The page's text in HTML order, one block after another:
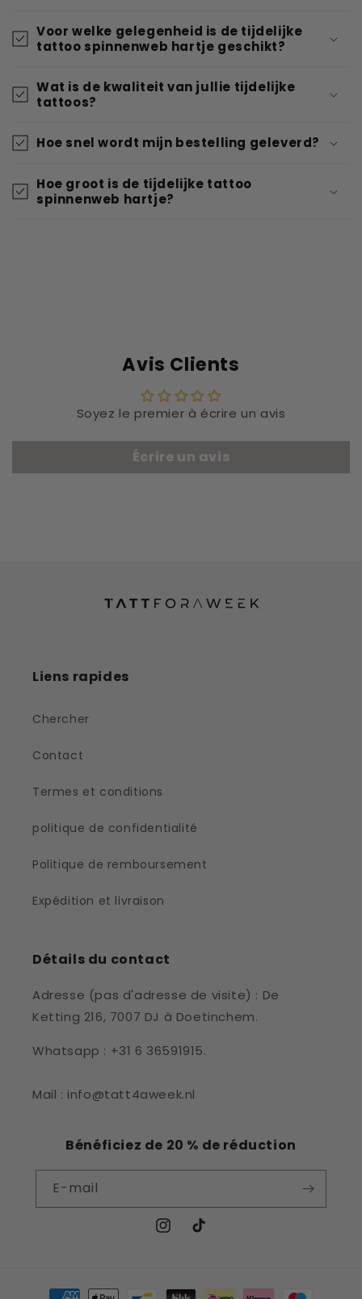
Voor welke gelegenheid is de tijdelijke
tattoo spinnenweb hartje geschikt?
Wat is de kwaliteit van jullie tijdelijke
tattoos?
Hoe snel wordt mijn bestelling geleverd?
Hoe groot is de tijdelijke tattoo
spinnenweb hartje?
Avis Clients
Soyez le premier à écrire un avis
Écrire un avis
Liens rapides
Chercher
Contact
Termes et conditions
politique de confidentialité
Politique de remboursement
Expédition et livraison
Détails du contact
Adresse (pas d'adresse de visite) : De
Ketting 216, 7007 DJ à Doetinchem.
Whatsapp : +31 6 36591915.
Mail : info@tatt4aweek.nl
Bénéficiez de 20 % de réduction
E-mail
Instagram
TikTok
Moyens